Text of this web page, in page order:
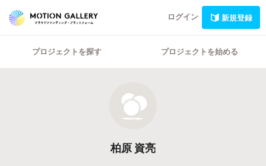
ログイン 新規登録
プロジェクトを探す プロジェクトを始める
柏原 資亮